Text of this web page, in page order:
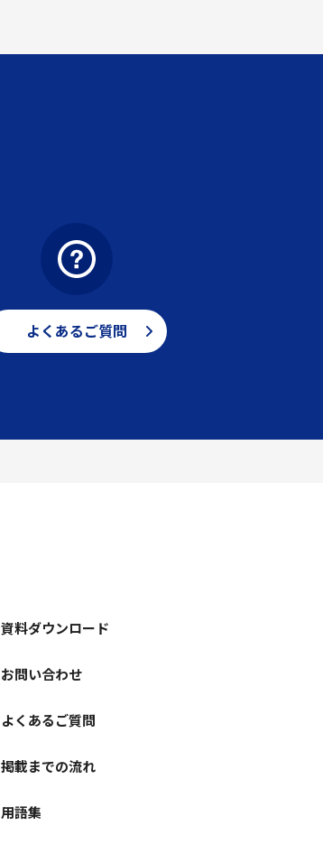
よくあるご質問
資料ダウンロード
お問い合わせ
よくあるご質問
掲載までの流れ
用語集